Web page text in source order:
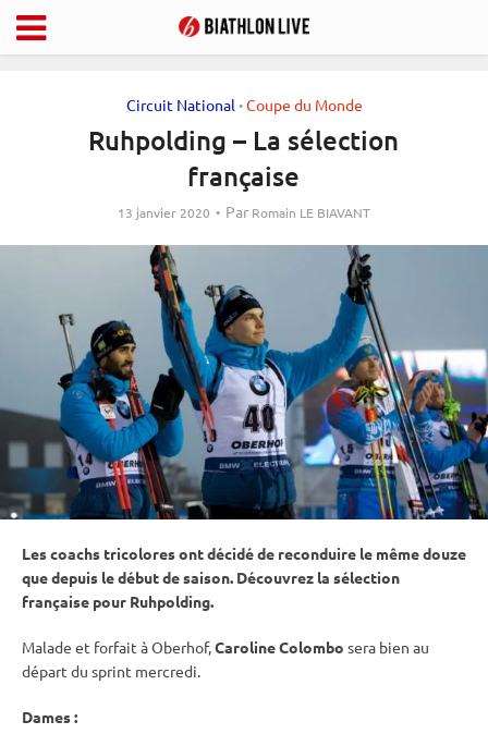
Circuit National • Coupe du Monde
Ruhpolding – La sélection
française
13 janvier 2020 Par Romain LE BIAVANT
Les coachs tricolores ont décidé de reconduire le même douze
que depuis le début de saison. Découvrez la sélection
française pour Ruhpolding.
Malade et forfait àOberhof,Caroline Colombo sera bien au
départ du sprint mercredi.
Dames :